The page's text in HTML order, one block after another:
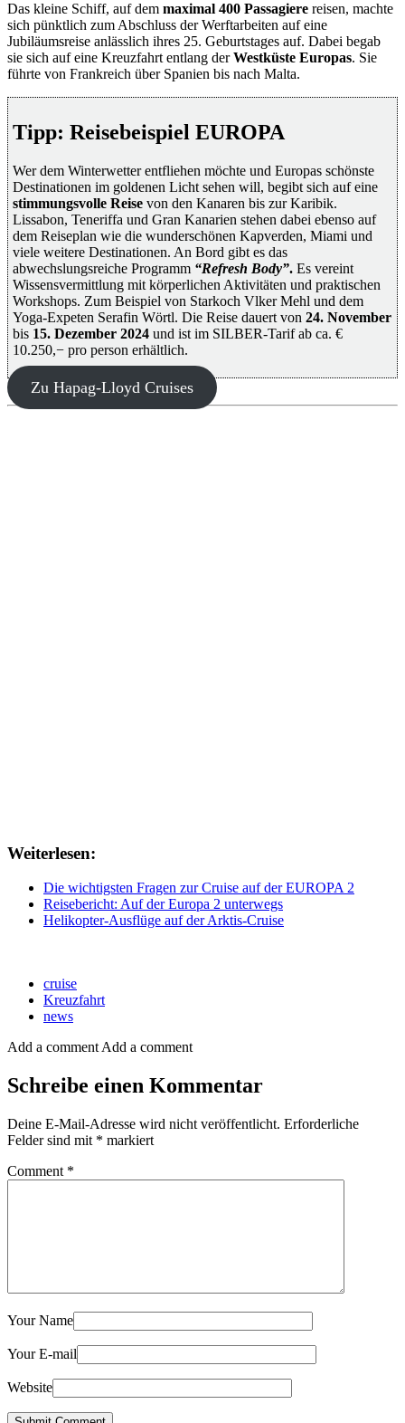
Das kleine Schiff, auf dem maximal 400 Passagiere reisen, machte
sich pünktlich zum Abschluss der Werftarbeiten auf eine
Jubiläumsreise anlässlich ihres 25. Geburtstages auf. Dabei begab
sie sich auf eine Kreuzfahrt entlang derWestküste Europas. Sie
führte von Frankreich über Spanien bis nach Malta.
Tipp: Reisebeispiel EUROPA
Wer dem Winterwetter entfliehen möchte und Europas schönste
Destinationen im goldenen Licht sehen will, begibt sich auf eine
stimmungsvolle Reise von den Kanaren bis zur Karibik.
Lissabon, Teneriffa und Gran Kanarien stehen dabei ebenso auf
dem Reiseplan wie die wunderschönen Kapverden, Miami und
viele weitere Destinationen. An Bord gibt es das
abwechslungsreiche Programm “Refresh Body”. Es vereint
Wissensvermittlung mit körperlichen Aktivitäten und praktischen
Workshops. Zum Beispiel von Starkoch Vlker Mehl und dem
Yoga-Expeten Serafin Wörtl. Die Reise dauert von 24. November
bis 15. Dezember 2024 und ist im SILBER-Tarif ab ca. €
10.250,− pro person erhältlich.
Zu Hapag-Lloyd Cruises
Weiterlesen:
Die wichtigsten Fragen zur Cruise auf der EUROPA 2
Reisebericht: Auf der Europa 2 unterwegs
Helikopter-Ausflüge auf der Arktis-Cruise
cruise
Kreuzfahrt
news
Add a comment Add a comment
Schreibe einen Kommentar
Deine E-Mail-Adresse wird nicht veröffentlicht. Erforderliche
Felder sind mit * markiert
Comment *
Your Name
Your E-mail
Website